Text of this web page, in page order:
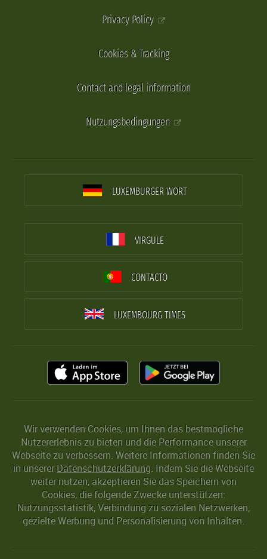
Privacy Policy
Cookies & Tracking
Contact and legal information
Nutzungsbedingungen
LUXEMBURGER WORT
VIRGULE
CONTACTO
LUXEMBOURG TIMES
Wir verwenden Cookies, um Ihnen das bestmögliche
Nutzererlebnis zu bieten und die Performance unserer
Webseite zu verbessern. Weitere Informationen finden Sie
in unserer Datenschutzerklärung. Indem Sie die Webseite
weiter nutzen, akzeptieren Sie das Speichern von
Cookies, die folgende Zwecke unterstützen:
Nutzungsstatistik, Verbindung zu sozialen Netzwerken,
gezielte Werbung und Personalisierung von Inhalten.